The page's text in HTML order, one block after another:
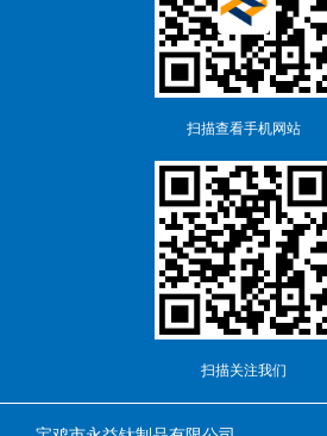
扫描查看手机网站
扫描关注我们